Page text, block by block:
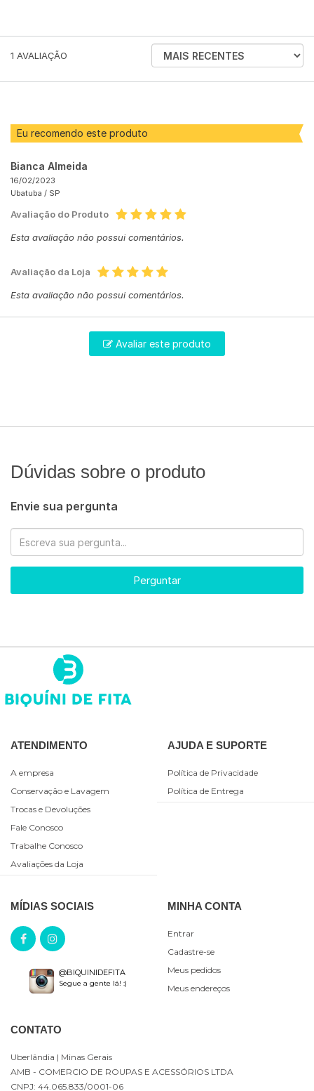
1 AVALIAÇÃO
ORDENAR
AVALIAÇÕES
Eu recomendo este produto
Bianca Almeida
16/02/2023
Ubatuba / SP
Avaliação do Produto
Esta avaliação não possui comentários.
Avaliação da Loja
Esta avaliação não possui comentários.
Avaliar este produto
Dúvidas sobre o produto
Envie sua pergunta
Perguntar
ATENDIMENTO
A empresa
Conservação e Lavagem
Trocas e Devoluções
Fale Conosco
Trabalhe Conosco
Avaliações da Loja
AJUDA E SUPORTE
Política de Privacidade
Política de Entrega
MÍDIAS SOCIAIS
@BIQUINIDEFITA
Segue a gente lá! :)
MINHA CONTA
Entrar
Cadastre-se
Meus pedidos
Meus endereços
CONTATO
Uberlândia | Minas Gerais
AMB - COMERCIO DE ROUPAS E ACESSÓRIOS LTDA
CNPJ: 44.065.833/0001-06